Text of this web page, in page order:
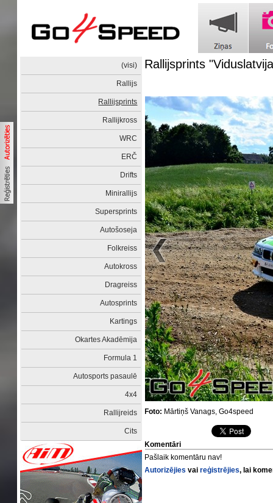
(visi)
Rallijs
Rallijsprints
Rallijkross
WRC
ERČ
Drifts
Minirallijs
Supersprints
Autošoseja
Folkreiss
Autokross
Dragreiss
Autosprints
Kartings
Okartes Akadēmija
Formula 1
Autosports pasaulē
4x4
Rallijreids
Cits
Rallijsprints
Foto: Mārtiņš Vanags, Go4speed
Komentāri
Pašlaik komentāru nav!
Autorizējies vaireģistrējies, lai